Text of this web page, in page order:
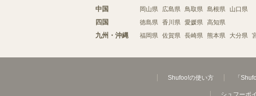
中国 岡山県 広島県 鳥取県 島根県 山口県
四国 徳島県 香川県 愛媛県 高知県
九州・沖縄 福岡県 佐賀県 長崎県 熊本県 大分県
Shufoo!の使い方 「
シュフーポ